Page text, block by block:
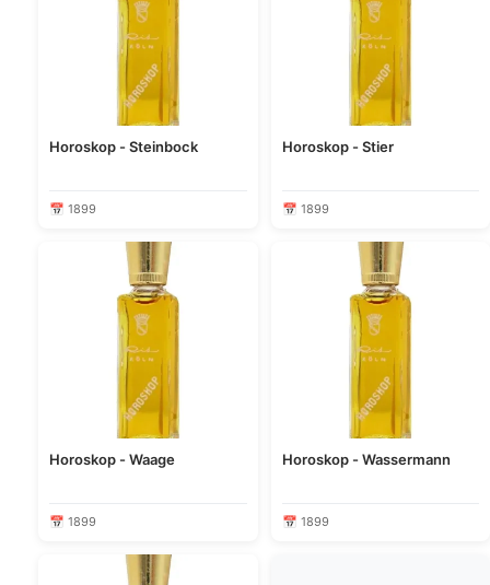
Horoskop - Steinbock
📅 1899
Horoskop - Stier
📅 1899
Horoskop - Waage
📅 1899
Horoskop - Wassermann
📅 1899